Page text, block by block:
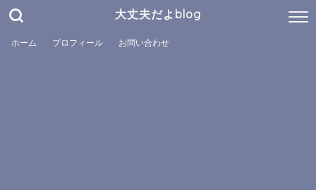
大丈夫だよblog
ホーム プロフィール お問い合わせ